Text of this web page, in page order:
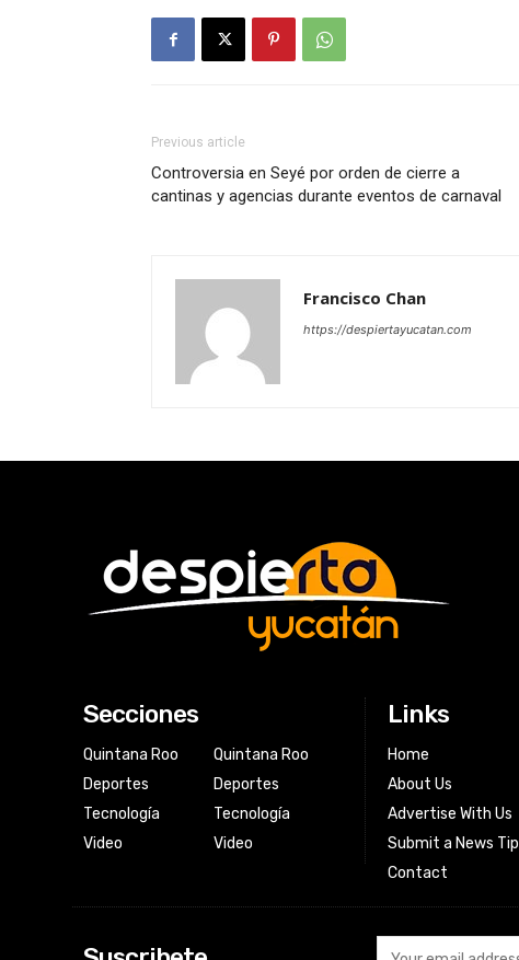
Previous article
Controversia en Seyé por orden de cierre a
cantinas y agencias durante eventos de carnaval
Francisco Chan
https://despiertayucatan.com
Secciones
Quintana Roo
Deportes
Tecnología
Video
Quintana Roo
Deportes
Tecnología
Video
Links
Home
About Us
Advertise With Us
Submit a News Tip
Contact